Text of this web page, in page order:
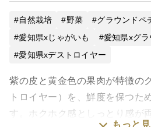
自然栽培 野菜 グラウンドペ
愛知県xじゃがいも
愛知県xグ
愛知県xデストロイヤー
紫の皮と黄金色の果肉が特徴の
トロイヤー）を、鮮度を保つた
す。ホクホク感としっとり感が
もっと